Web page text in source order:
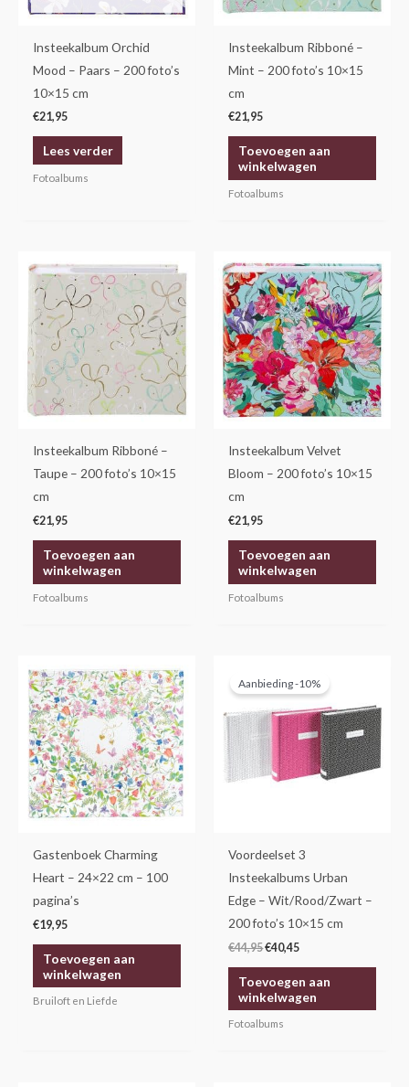
Insteekalbum Orchid
Mood – Paars – 200 foto’s
10×15 cm
€21,95
Lees verder
Fotoalbums
Insteekalbum Ribboné –
Mint – 200 foto’s 10×15
cm
€21,95
Toevoegen aan
winkelwagen
Fotoalbums
Insteekalbum Ribboné –
Taupe – 200 foto’s 10×15
cm
€21,95
Toevoegen aan
winkelwagen
Fotoalbums
Insteekalbum Velvet
Bloom – 200 foto’s 10×15
cm
€21,95
Toevoegen aan
winkelwagen
Fotoalbums
Gastenboek Charming
Heart – 24×22 cm – 100
pagina’s
€19,95
Toevoegen aan
winkelwagen
Bruiloft en Liefde
Aanbieding -10%
Voordeelset 3
Insteekalbums Urban
Edge – Wit/Rood/Zwart –
200 foto’s 10×15 cm
€44,95
was:
€40,45
is:
€40,45.
Toevoegen aan
winkelwagen
Fotoalbums